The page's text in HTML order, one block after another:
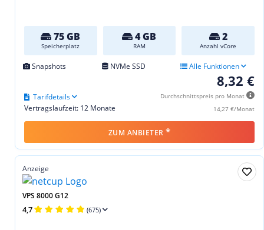
75 GB
Speicherplatz
4 GB
RAM
2
Anzahl vCore
Snapshots NVMe SSD Alle Funktionen
8,32 €
Durchschnittspreis pro Monat
14,27 €/Monat
Vertragslaufzeit: 12 Monate
Tarifdetails
ZUM ANBIETER *
Anzeige
VPS 8000 G12
4,7 (675)